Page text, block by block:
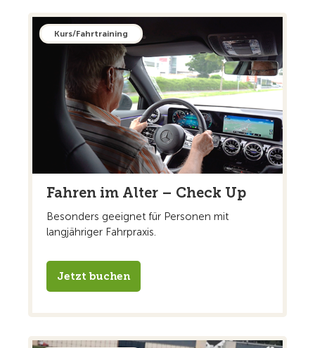
Kurs/Fahrtraining
Fahren im Alter – Check Up
Besonders geeignet für Personen mit
langjähriger Fahrpraxis.
Jetzt buchen